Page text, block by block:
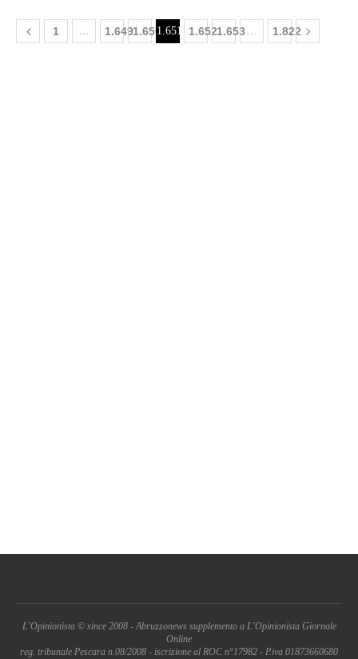
1 … 1.6491.6501.651 1.6521.653… 1.822
L'Opinionista © since 2008 - Abruzzonews supplemento a L'Opinionista Giornale
Online
reg. tribunale Pescara n.08/2008 - iscrizione al ROC n°17982 - P.iva 01873660680